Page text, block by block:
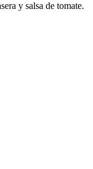
y salsa de tomate.